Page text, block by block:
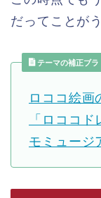
だってことが
テーマの補正ブラ
ロココ絵画
「ロココ
モミュージ